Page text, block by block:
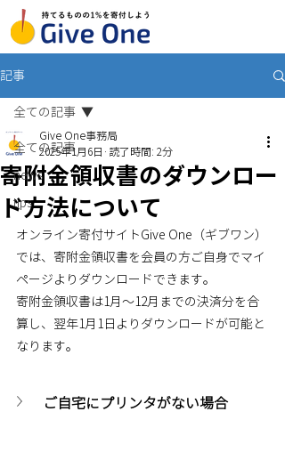
記事
全ての記事
news
tips
全ての記事
寄附金領収書のダウンロー
ド方法について
Give One事務局
2025年1月6日
読了時間: 2分
オンライン寄付サイトGive One（ギブワン）
では、寄附金領収書を会員の方ご自身でマイ
ページよりダウンロードできます。
寄附金領収書は1月〜12月までの決済分を合
算し、翌年1月1日よりダウンロードが可能と
なります。
ご自宅にプリンタがない場合